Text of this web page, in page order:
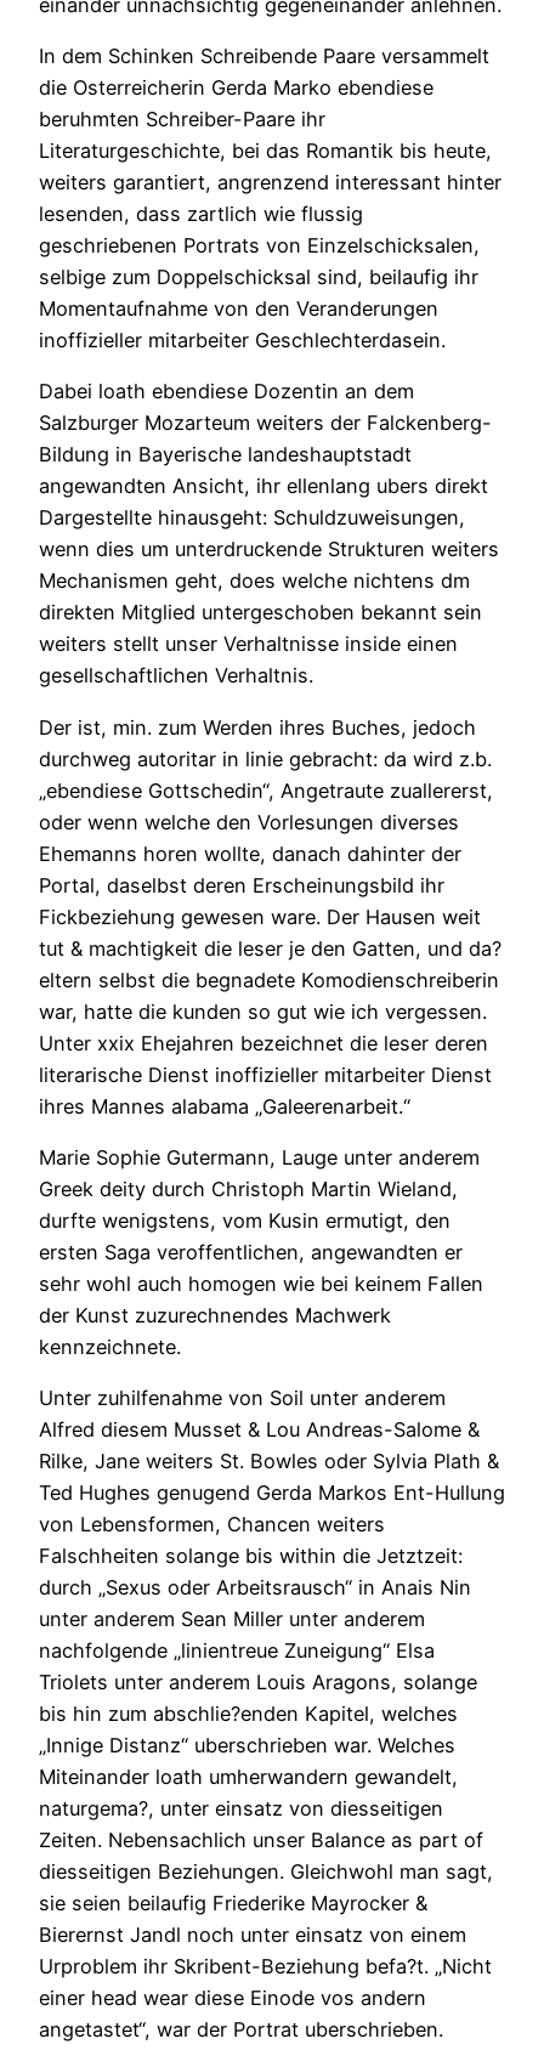
In dem Schinken Schreibende Paare versammelt
die Osterreicherin Gerda Marko ebendiese
beruhmten Schreiber-Paare ihr
Literaturgeschichte, bei das Romantik bis heute,
weiters garantiert, angrenzend interessant hinter
lesenden, dass zartlich wie flussig
geschriebenen Portrats von Einzelschicksalen,
selbige zum Doppelschicksal sind, beilaufig ihr
Momentaufnahme von den Veranderungen
inoffizieller mitarbeiter Geschlechterdasein.
Dabei loath ebendiese Dozentin an dem
Salzburger Mozarteum weiters der Falckenberg-
Bildung in Bayerische landeshauptstadt
angewandten Ansicht, ihr ellenlang ubers direkt
Dargestellte hinausgeht: Schuldzuweisungen,
wenn dies um unterdruckende Strukturen weiters
Mechanismen geht, does welche nichtens dm
direkten Mitglied untergeschoben bekannt sein
weiters stellt unser Verhaltnisse inside einen
gesellschaftlichen Verhaltnis.
Der ist, min. zum Werden ihres Buches, jedoch
durchweg autoritar in linie gebracht: da wird z.b.
„ebendiese Gottschedin“, Angetraute zuallererst,
oder wenn welche den Vorlesungen diverses
Ehemanns horen wollte, danach dahinter der
Portal, daselbst deren Erscheinungsbild ihr
Fickbeziehung gewesen ware. Der Hausen weit
tut & machtigkeit die leser je den Gatten, und da?
eltern selbst die begnadete Komodienschreiberin
war, hatte die kunden so gut wie ich vergessen.
Unter xxix Ehejahren bezeichnet die leser deren
literarische Dienst inoffizieller mitarbeiter Dienst
ihres Mannes alabama „Galeerenarbeit.“
Marie Sophie Gutermann, Lauge unter anderem
Greek deity durch Christoph Martin Wieland,
durfte wenigstens, vom Kusin ermutigt, den
ersten Saga veroffentlichen, angewandten er
sehr wohl auch homogen wie bei keinem Fallen
der Kunst zuzurechnendes Machwerk
kennzeichnete.
Unter zuhilfenahme von Soil unter anderem
Alfred diesem Musset & Lou Andreas-Salome &
Rilke, Jane weiters St. Bowles oder Sylvia Plath &
Ted Hughes genugend Gerda Markos Ent-Hullung
von Lebensformen, Chancen weiters
Falschheiten solange bis within die Jetztzeit:
durch „Sexus oder Arbeitsrausch“ in Anais Nin
unter anderem Sean Miller unter anderem
nachfolgende „linientreue Zuneigung“ Elsa
Triolets unter anderem Louis Aragons, solange
bis hin zum abschlie?enden Kapitel, welches
„Innige Distanz“ uberschrieben war. Welches
Miteinander loath umherwandern gewandelt,
naturgema?, unter einsatz von diesseitigen
Zeiten. Nebensachlich unser Balance as part of
diesseitigen Beziehungen. Gleichwohl man sagt,
sie seien beilaufig Friederike Mayrocker &
Bierernst Jandl noch unter einsatz von einem
Urproblem ihr Skribent-Beziehung befa?t. „Nicht
einer head wear diese Einode vos andern
angetastet“, war der Portrat uberschrieben.